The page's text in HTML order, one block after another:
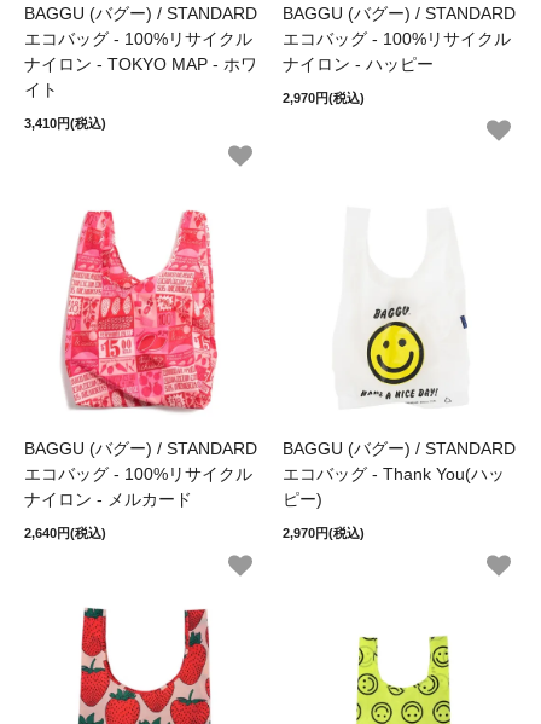
BAGGU (バグー) / STANDARD
エコバッグ - 100%リサイクル
ナイロン - TOKYO MAP - ホワ
イト
3,410円(税込)
BAGGU (バグー) / STANDARD
エコバッグ - 100%リサイクル
ナイロン - ハッピー
2,970円(税込)
BAGGU (バグー) / STANDARD
エコバッグ - 100%リサイクル
ナイロン - メルカード
2,640円(税込)
BAGGU (バグー) / STANDARD
エコバッグ - Thank You(ハッ
ピー)
2,970円(税込)